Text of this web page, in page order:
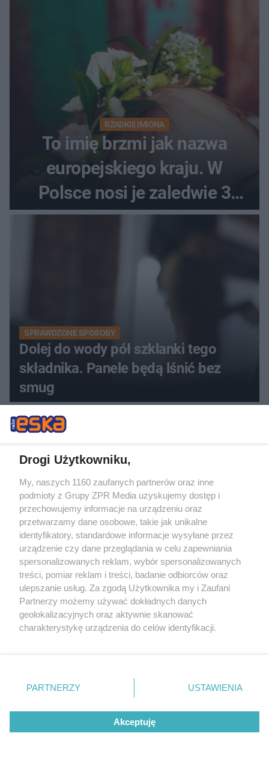
RZADKIE IMIONA
To imię brzmi jak nazwa
europejskiego kraju. W
Polsce nosi je zaledwie 3
kobiety
SPRAWDZONE SPOSOBY
Dolej do wody pół szklanki tego
składnika. Panele będą lśnić bez
smug
SPRAWDZONE SPOSOBY
Twoja biżuteria pociemniała? Włóż
kawałek tego do szuflady i zapomnij
o tym problemie. Sposób na
pociemniałą biżuterię
Jedna łyżeczka w zupełności
Drogi Użytkowniku,
My, naszych 1160 zaufanych partnerów oraz inne
podmioty z Grupy ZPR Media uzyskujemy dostęp i
przechowujemy informacje na urządzeniu oraz
przetwarzamy dane osobowe, takie jak unikalne
identyfikatory, standardowe informacje wysyłane przez
urządzenie czy dane przeglądania w celu zapewniania
spersonalizowanych reklam, wybór spersonalizowanych
treści, pomiar reklam i treści, badanie odbiorców oraz
ulepszanie usług. Za zgodą Użytkownika my i Zaufani
Partnerzy możemy używać dokładnych danych
geolokalizacyjnych oraz aktywnie skanować
charakterystykę urządzenia do celów identyfikacji.
zmienić/wycofać klikając przycisk ustawień prywatności
znajdujący się w lewym dolnym rogu strony
rodzaje przetwarzania danych nie wymagają zgody
użytkownika, ale masz prawo sprzeciwić się takiemu
przetwarzaniu. Preferencje będą miały zastosowanie tylko
PARTNERZY USTAWIENIA
Akceptuję